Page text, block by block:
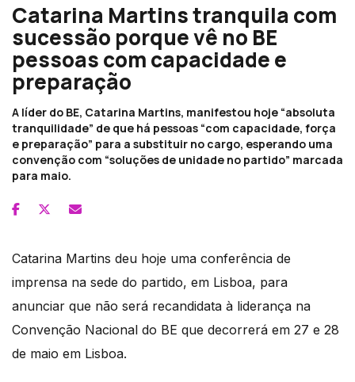
Catarina Martins tranquila com
sucessão porque vê no BE
pessoas com capacidade e
preparação
A líder do BE, Catarina Martins, manifestou hoje “absoluta
tranquilidade” de que há pessoas “com capacidade, força
e preparação” para a substituir no cargo, esperando uma
convenção com “soluções de unidade no partido” marcada
para maio.
Catarina Martins deu hoje uma conferência de
imprensa na sede do partido, em Lisboa, para
anunciar que não será recandidata à liderança na
Convenção Nacional do BE que decorrerá em 27 e 28
de maio em Lisboa.